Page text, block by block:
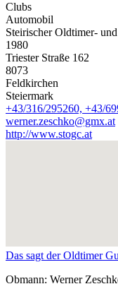
Clubs
Automobil
Steirischer Oldtimer-
1980
Triester Straße 162
8073
Feldkirchen
Steiermark
+43/316/295260, +43/
werner.zeschko@gmx.at
http://www.stogc.at
Das sagt der Oldtimer
Obmann: Werner